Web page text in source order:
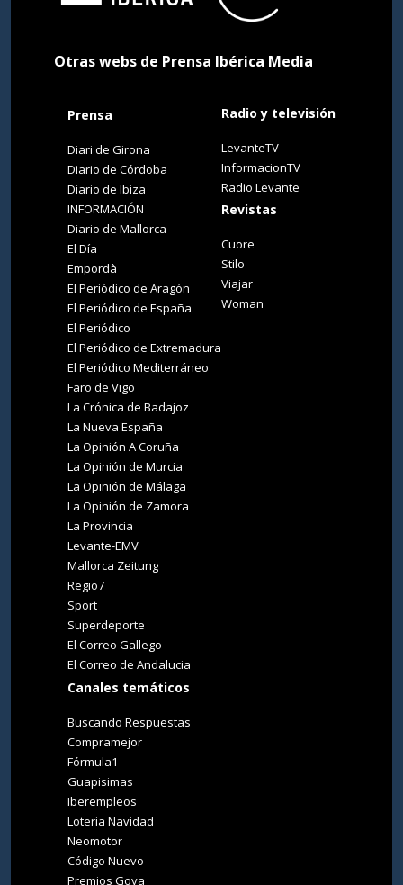
Otras webs de Prensa Ibérica Media
Prensa
Diari de Girona
Diario de Córdoba
Diario de Ibiza
INFORMACIÓN
Diario de Mallorca
El Día
Empordà
El Periódico de Aragón
El Periódico de España
El Periódico
El Periódico de Extremadura
El Periódico Mediterráneo
Faro de Vigo
La Crónica de Badajoz
La Nueva España
La Opinión A Coruña
La Opinión de Murcia
La Opinión de Málaga
La Opinión de Zamora
La Provincia
Levante-EMV
Mallorca Zeitung
Regio7
Sport
Superdeporte
El Correo Gallego
El Correo de Andalucia
Canales temáticos
Buscando Respuestas
Compramejor
Fórmula1
Guapisimas
Iberempleos
Loteria Navidad
Neomotor
Código Nuevo
Premios Goya
Radio y televisión
LevanteTV
InformacionTV
Radio Levante
Revistas
Cuore
Stilo
Viajar
Woman